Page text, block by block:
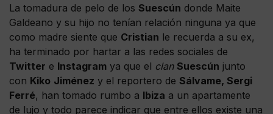
La tomadura de pelo de los Suescún donde Maite
Galdeano y su hijo no tenían relación ninguna ya que
como madre siente que Cristian le recuerda a su ex,
ha terminado por hartar a las redes sociales de
Twitter e Instagram ya que el clan Suescún junto
con Kiko Jiménez y el reportero de Sálvame, Sergi
Ferré, han tomado rumbo a Ibiza a un apartamente
de lujo y todo parece indicar que entre ellos existe una